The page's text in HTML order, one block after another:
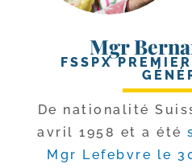
Mgr
FSSPX
De natio­na­li­té
avril 1958 et a été
Mgr Lefebvre le